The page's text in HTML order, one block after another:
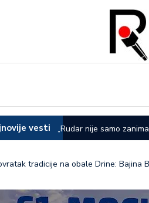
vesti
Sabor u
„Rudar nije samo
dana rudara
tradicije na obale Drine: Bajina